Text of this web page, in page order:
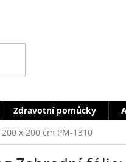
Zdravotní pomůcky
x 200 cm PM-1310